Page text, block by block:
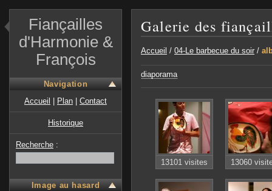
Fiançailles
d'Harmonie &
François
Navigation
Accueil
Plan Contact
Historique
Recherche :
Image au hasard
Galerie des
Accueil / 04-Le barbecue du soir /
diaporama
13101 visites 13060